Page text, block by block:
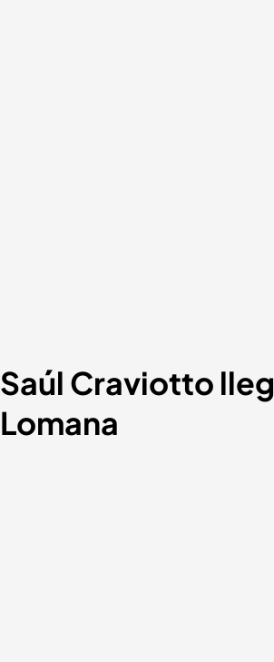
Saúl Craviotto
Lomana